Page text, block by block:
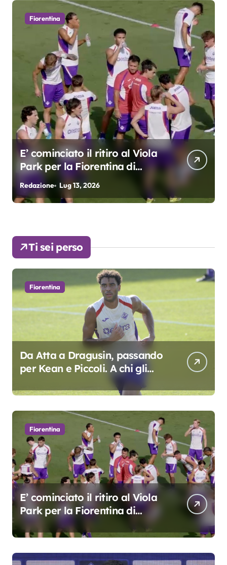
Fiorentina
E’ cominciato il ritiro al Viola
Park per la Fiorentina di
Grosso
Redazione Lug 13, 2026
Ti sei perso
Fiorentina
Da Atta a Dragusin, passando
per Kean e Piccoli. A chi gli
oscar del precampionato?
Fiorentina
E’ cominciato il ritiro al Viola
Park per la Fiorentina di
Grosso